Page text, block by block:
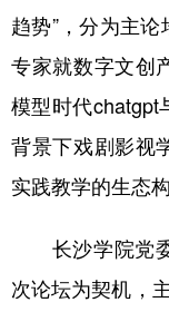
趋势”，分为主
专家就数字文创
模型时代chatgpt
背景下戏剧影视
实践教学的生态
长沙学院党委
次论坛为契机，